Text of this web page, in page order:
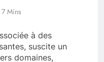
7 Mins
à des
suscite un
domaines,